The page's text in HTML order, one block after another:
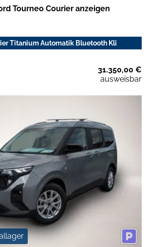
Tourneo Courier anzeigen
Titanium Automatik Bluetooth Kli
31.350,00 €
ausweisbar